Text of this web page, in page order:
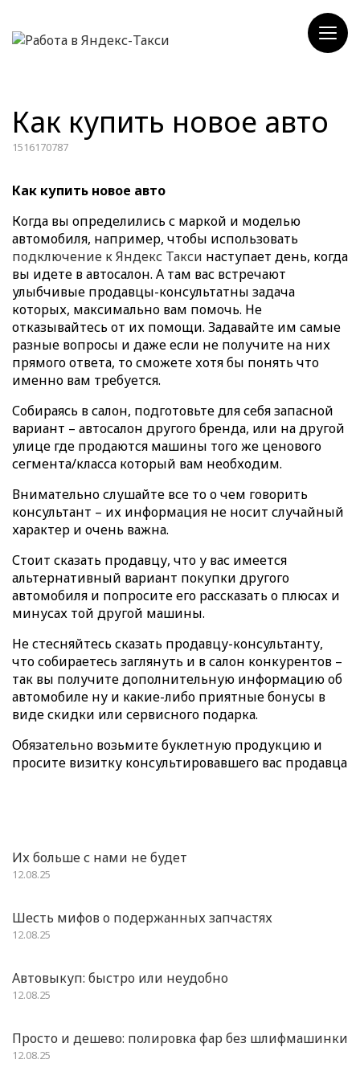
Как купить новое авто
1516170787
Как купить новое авто
Когда вы определились с маркой и моделью
автомобиля, например, чтобы использовать
подключение к Яндекс Такси наступает день, когда
вы идете в автосалон. А там вас встречают
улыбчивые продавцы-консультатны задача
которых, максимально вам помочь. Не
отказывайтесь от их помощи. Задавайте им самые
разные вопросы и даже если не получите на них
прямого ответа, то сможете хотя бы понять что
именно вам требуется.
Собираясь в салон, подготовьте для себя запасной
вариант – автосалон другого бренда, или на другой
улице где продаются машины того же ценового
сегмента/класса который вам необходим.
Внимательно слушайте все то о чем говорить
консультант – их информация не носит случайный
характер и очень важна.
Стоит сказать продавцу, что у вас имеется
альтернативный вариант покупки другого
автомобиля и попросите его рассказать о плюсах и
минусах той другой машины.
Не стесняйтесь сказать продавцу-консультанту,
что собираетесь заглянуть и в салон конкурентов –
так вы получите дополнительную информацию об
автомобиле ну и какие-либо приятные бонусы в
виде скидки или сервисного подарка.
Обязательно возьмите буклетную продукцию и
просите визитку консультировавшего вас продавца
Их больше с нами не будет
12.08.25
Шесть мифов о подержанных запчастях
12.08.25
Автовыкуп: быстро или неудобно
12.08.25
Просто и дешево: полировка фар без шлифмашинки
12.08.25